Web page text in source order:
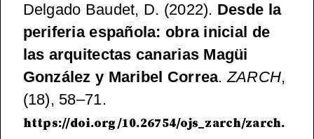
Delgado Baudet, D. (2022). Desde la
periferia española: obra inicial de
las arquitectas canarias Magüi
González y Maribel Correa.ZARCH,
(18), 58–71.
https://doi.org/10.26754/ojs_zarch/zarch.